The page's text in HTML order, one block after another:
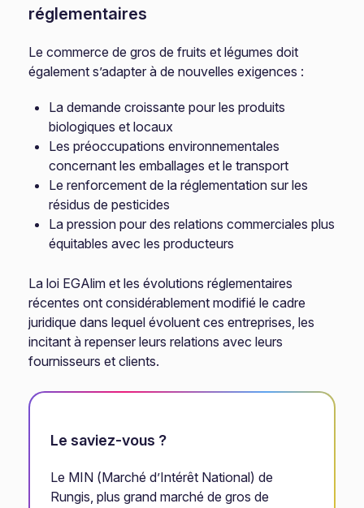
réglementaires
Le commerce de gros de fruits et légumes doit
également s’adapter à de nouvelles exigences :
La demande croissante pour les produits
biologiques et locaux
Les préoccupations environnementales
concernant les emballages et le transport
Le renforcement de la réglementation sur les
résidus de pesticides
La pression pour des relations commerciales plus
équitables avec les producteurs
La loi EGAlim et les évolutions réglementaires
récentes ont considérablement modifié le cadre
juridique dans lequel évoluent ces entreprises, les
incitant à repenser leurs relations avec leurs
fournisseurs et clients.
Le saviez-vous ?
Le MIN (Marché d’Intérêt National) de
Rungis, plus grand marché de gros de